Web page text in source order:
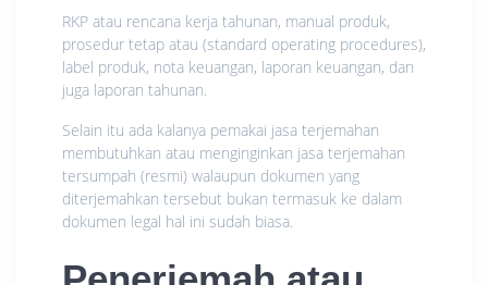
RKP atau rencana kerja tahunan, manual produk,
prosedur tetap atau (standard operating procedures),
label produk, nota keuangan, laporan keuangan, dan
juga laporan tahunan.
Selain itu ada kalanya pemakai jasa terjemahan
membutuhkan atau menginginkan jasa terjemahan
tersumpah (resmi) walaupun dokumen yang
diterjemahkan tersebut bukan termasuk ke dalam
dokumen legal hal ini sudah biasa.